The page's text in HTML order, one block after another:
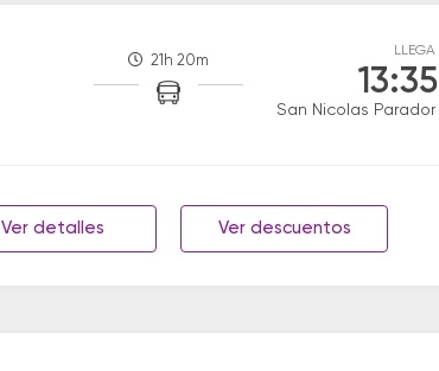
21h 20m
LLEGA
13:35
San Nicolas Parador
Ver detalles Ver descuentos